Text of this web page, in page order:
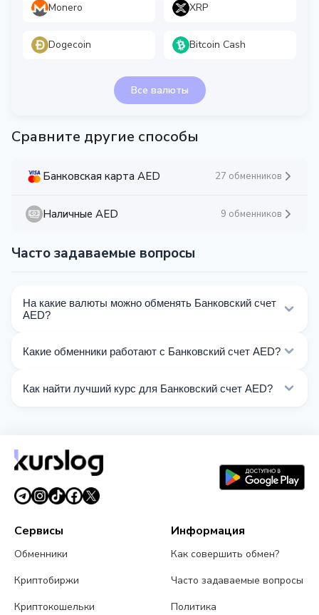
Monero XRP
Dogecoin Bitcoin Cash
Все валюты
Сравните другие способы
Банковская карта AED 27 обменников
Наличные AED 9 обменников
Часто задаваемые вопросы
На какие валюты можно обменять Банковский счет
AED?
Банковский счет AED. Выберите нужное
Какие обменники работают с Банковский счет AED?
операции с Банковский счет AED.
Как найти лучший курс для Банковский счет AED?
обновляются в реальном времени.
Сервисы
Обменники
Криптобиржи
Криптокошельки
Информация
Как совершить обмен?
Часто задаваемые вопросы
Политика